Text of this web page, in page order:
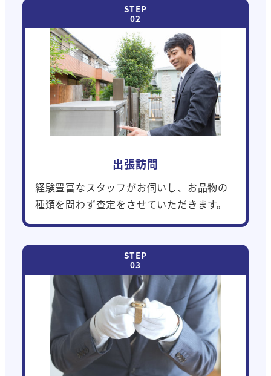
出張訪問
経験豊富なスタッフがお伺いし、お品物の
種類を問わず査定をさせていただきます。